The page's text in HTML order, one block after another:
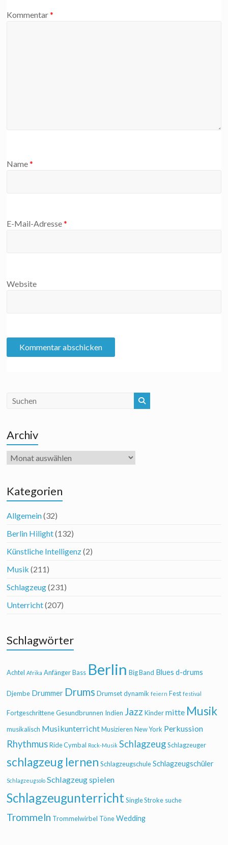
Kommentar*
Name*
E-Mail-Adresse*
Website
Archiv
Archiv
Kategorien
Allgemein(32)
Berlin Hilight(132)
Künstliche Intelligenz(2)
Musik (211)
Schlagzeug(231)
Unterricht(207)
Schlagwörter
Achtel Afrika Anfänger Bass Berlin Big Band Blues d-drums
Djembe Drummer Drums Drumset dynamik feiern Fest festival
Fortgeschrittene Gesundbrunnen Indien Jazz Kinder mitte Musik
musikalisch Musikunterricht Musizieren New York Perkussion
Rhythmus Ride Cymbal Rock-Musik Schlagzeug Schlagzeuger
schlagzeug lernen Schlagzeugschule Schlagzeugschüler
Schlagzeugsolo Schlagzeug spielen
Schlagzeugunterricht Single Stroke suche
Trommeln Trommelwirbel Töne Wedding